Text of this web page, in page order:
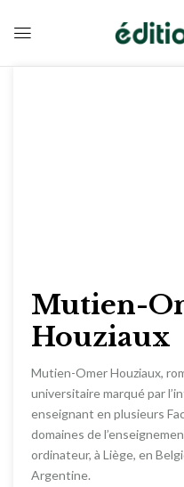
Mutien-
Houziaux
Mutien-Omer Houziaux,
universitaire marqué par
enseignant en plusieurs
domaines de
ordinateur, à Liège, en
Argentine.